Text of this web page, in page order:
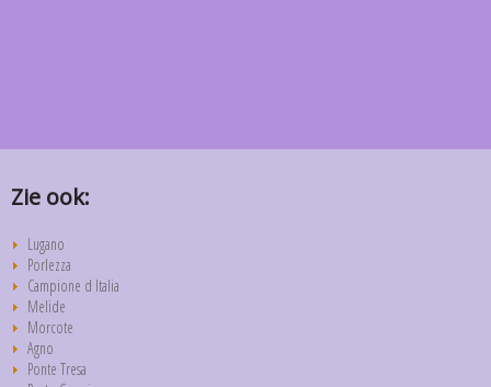
Zie ook:
Lugano
Porlezza
Campione d Italia
Melide
Morcote
Agno
Ponte Tresa